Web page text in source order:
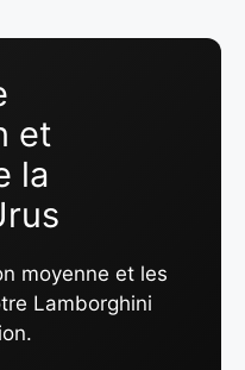
et
la
moyenne et les
Lamborghini